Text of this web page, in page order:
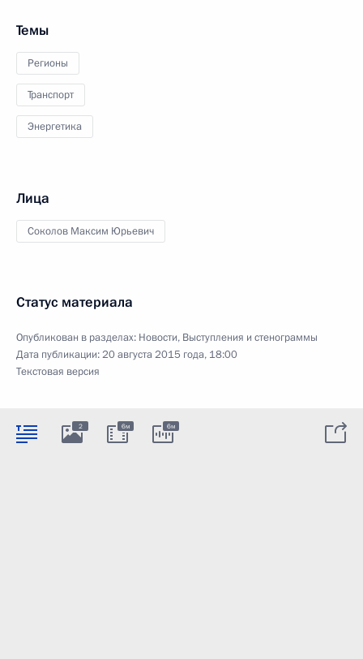
Темы
Регионы
Транспорт
Энергетика
Лица
Соколов Максим Юрьевич
Статус материала
Опубликован в разделах: Новости, Выступления и стенограммы
Дата публикации:20 августа 2015 года, 18:00
Текстовая версия
2 6м 6м